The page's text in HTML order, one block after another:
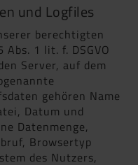
und Logfiles
berechtigten
1 lit. f. DSGVO
Server, auf dem
gehören Name
Datum und
Datenmenge,
Browsertyp
des Nutzers,